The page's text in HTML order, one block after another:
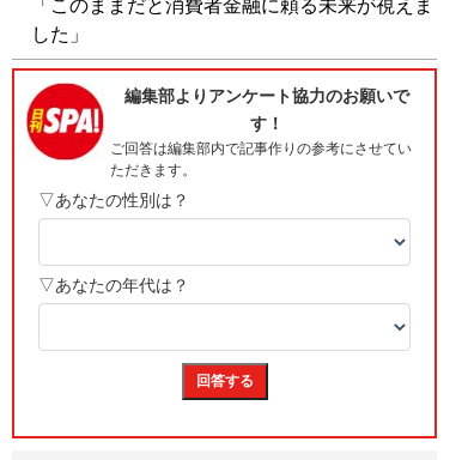
「このままだと消費者金融に頼る未来が視えま
した」